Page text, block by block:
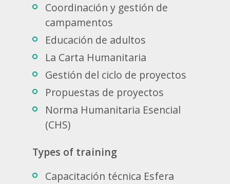
Coordinación y gestión de
campamentos
Educación de adultos
La Carta Humanitaria
Gestión del ciclo de proyectos
Propuestas de proyectos
Norma Humanitaria Esencial
(CHS)
Types of training
Capacitación técnica Esfera